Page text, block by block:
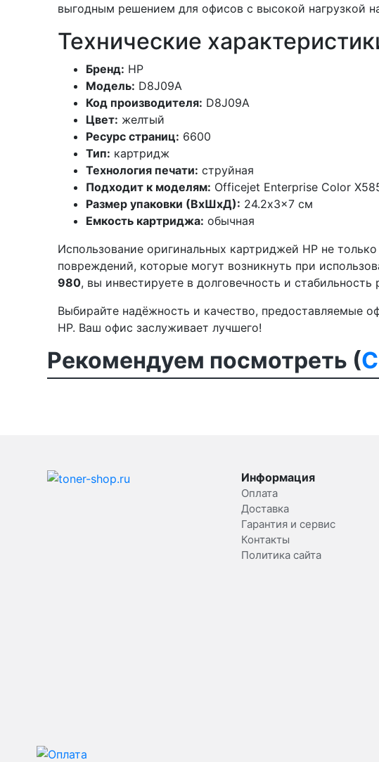
выгодным решением для офисов с высокой нагрузкой
Технические
Бренд: HP
Модель: D8J09A
Код производителя: D8J09A
Цвет: желтый
Ресурс страниц: 6600
Тип: картридж
Технология печати: струйная
Подходит к моделям: Officejet Enterprise Color
Размер упаковки (ВхШхД): 24.2x3x7 см
Емкость картриджа: обычная
Использование оригинальных картриджей HP не
повреждений, которые могут возникнуть при
980, вы инвестируете в долговечность и
Выбирайте надёжность и качество, предоставляемые
HP. Ваш офис заслуживает лучшего!
Рекомендуем посмотреть (
Информация
Оплата
Доставка
Гарантия и сервис
Контакты
Политика сайта